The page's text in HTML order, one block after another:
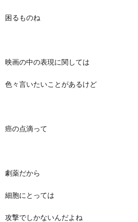
困るものね
映画の中の表現に関しては
色々言いたいことがあるけど
癌の点滴って
劇薬だから
細胞にとっては
攻撃でしかないんだよね